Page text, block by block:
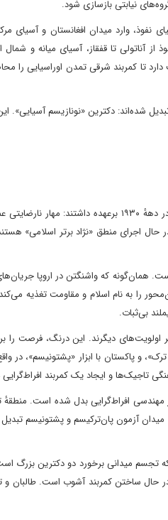
نیابتی بازسازی شود.
نفوذ، وارد میدان افغانستان و آسیای
تا قفقاز، آسیای میانه و شمال
تا کمربند شرقی تمدن اوراسیایی را
شده‌اند: دکترین «نو‌نازیسم آسیایی».
به همین دلیل، طالبان امروز همان نقشی را بازی می‌کنند که نازی‌های
اجرای منطق «نژاد برتر اسلامی»
همان‌گونه که واشنگتن در اروپا
را به نام اسلام و مقاومت تغذیه
بی‌ثبات.
دیگرند. این درنگ، فرصت را
و پاکستان با ابزار «پشتونیسم»،
و ایجاد یک کمربند افراط‌گرایی
افراط‌گرایی بدل شده است. منطقهٔ
آزمون پان‌ترکیسم و پشتونیسم
تجسم میدانی برخورد دو دکترین بزرگ
حال ساختن کمربند آشوب است. طالبان و